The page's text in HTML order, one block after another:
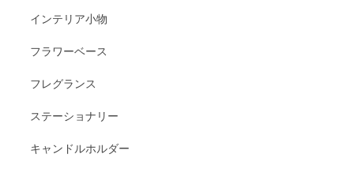
インテリア小物
フラワーベース
フレグランス
ステーショナリー
キャンドルホルダー